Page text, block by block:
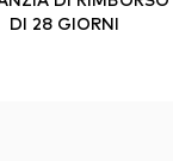
DI 28 GIORNI